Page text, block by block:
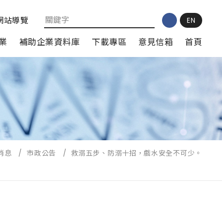
站導覽 EN
補助企業資料庫 下載專區 意見信箱 首頁
息 / 市政公告 / 救溺五步、防溺十招，戲水安全不可少。